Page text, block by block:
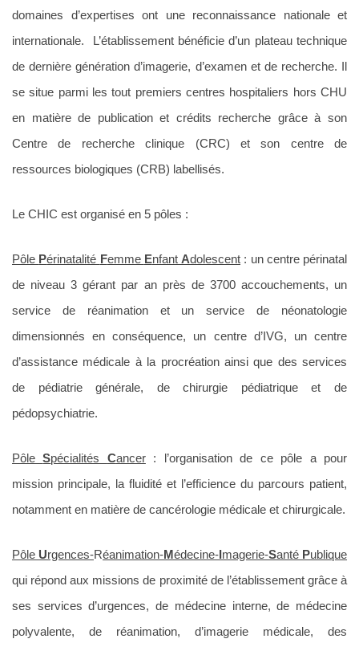
domaines d’expertises ont une reconnaissance nationale et
internationale. L’établissement bénéficie d’un plateau technique
de dernière génération d’imagerie, d’examen et de recherche. Il
se situe parmi les tout premiers centres hospitaliers hors CHU
en matière de publication et crédits recherche grâce à son
Centre de recherche clinique (CRC) et son centre de
ressources biologiques (CRB) labellisés.
Le CHIC est organisé en 5 pôles :
Pôle Périnatalité Femme Enfant Adolescent : un centre périnatal
de niveau 3 gérant par an près de 3700 accouchements, un
service de réanimation et un service de néonatologie
dimensionnés en conséquence, un centre d’IVG, un centre
d’assistance médicale à la procréation ainsi que des services
de pédiatrie générale, de chirurgie pédiatrique et de
pédopsychiatrie.
PôleSpécialités Cancer: l’organisation de ce pôle a pour
mission principale, la fluidité et l’efficience du parcours patient,
notamment en matière de cancérologie médicale et chirurgicale.
Pôle Urgences-Réanimation-Médecine-Imagerie-Santé Publique
qui répond aux missions de proximité de l’établissement grâce à
ses services d’urgences, de médecine interne, de médecine
polyvalente, de réanimation, d’imagerie médicale, des